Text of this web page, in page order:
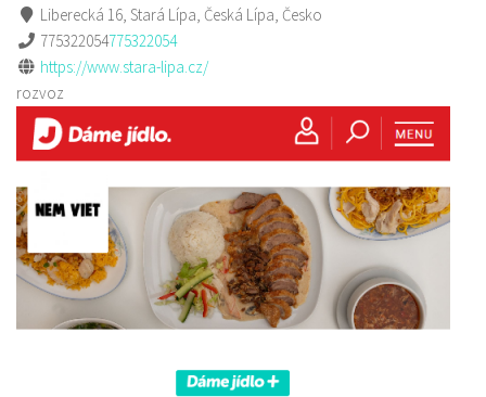
Liberecká 16, Stará Lípa, Česká Lípa, Česko
775322054775322054
https://www.stara-lipa.cz/
rozvoz